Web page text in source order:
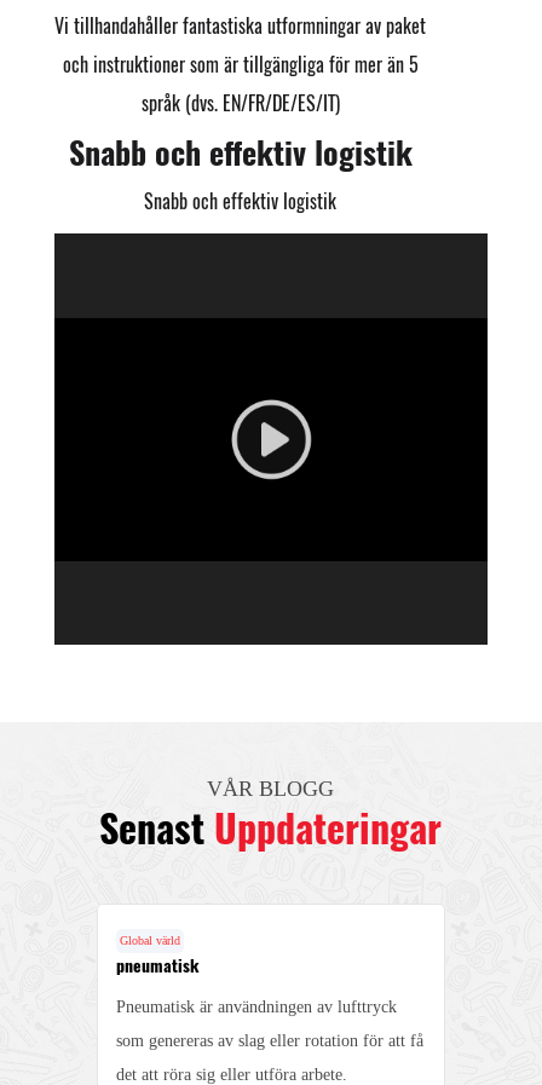
Vi tillhandahåller fantastiska utformningar av paket
och instruktioner som är tillgängliga för mer än 5
språk (dvs. EN/FR/DE/ES/IT)
Snabb och effektiv logistik
Snabb och effektiv logistik
VÅR BLOGG
Senast Uppdateringar
Global värld
pneumatisk
Pneumatisk är användningen av lufttryck
som genereras av slag eller rotation för att få
det att röra sig eller utföra arbete.